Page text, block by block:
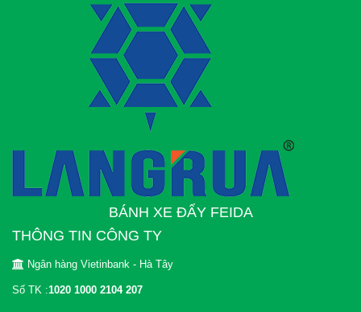
BÁNH XE ĐẨY FEIDA
THÔNG TIN CÔNG TY
Ngân hàng Vietinbank - Hà Tây
Số TK :1020 1000 2104 207